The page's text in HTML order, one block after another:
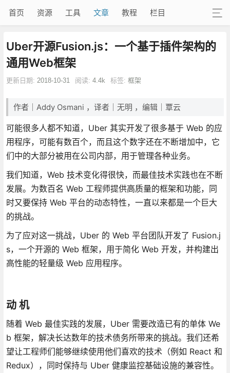
首页 资源 工具 文章 教程 栏目
Uber开源Fusion.js：一个基于插件架构的
通用Web框架
更新日期: 2018-10-31 阅读: 4.4k 标签: 框架
作者｜Addy Osmani ，译者｜无明 ，编辑｜覃云
可能很多人都不知道，Uber 其实开发了很多基于 Web 的应
用程序，可能有数百个，而且这个数字还在不断增加中，它
们中的大部分被用在公司内部，用于管理各种业务。
我们知道，Web 技术变化得很快，而最佳技术实践也在不断
发展。为数百名 Web 工程师提供高质量的框架和功能，同
时又要保持 Web 平台的动态特性，一直以来都是一个巨大
的挑战。
为了应对这一挑战，Uber 的 Web 平台团队开发了 Fusion.j
s，一个开源的 Web 框架，用于简化 Web 开发，并构建出
高性能的轻量级 Web 应用程序。
动 机
随着 Web 最佳实践的发展，Uber 需要改造已有的单体 We
b 框架，解决长达数年的技术债务所带来的挑战。我们还希
望让工程师们能够继续使用他们喜欢的技术（例如 React 和
Redux），同时保持与 Uber 健康监控基础设施的兼容性。